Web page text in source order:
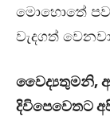
මොහොතේ
වැදගත්
වෛද්‍යතුමනි,
දිවිපෙවෙතට